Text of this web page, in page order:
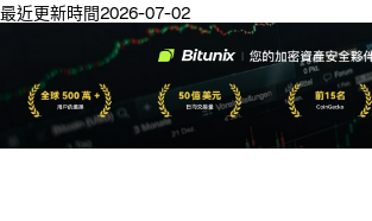
最近更新時間2026-07-02